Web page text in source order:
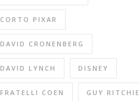
CORTO PIXAR
DAVID CRONENBERG
DAVID LYNCH DISNEY
FRATELLI COEN GUY RITCHIE